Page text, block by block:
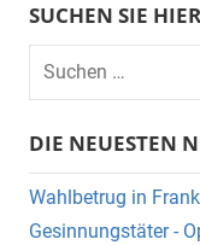
SUCHEN SIE
DIE NEUESTEN
Wahlbetrug in
Gesinnungstäter -